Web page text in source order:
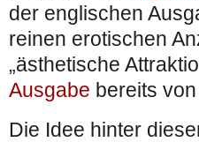
der englischen
reinen erotischen
„ästhetische
Ausgabe bereits
Die Idee hinter